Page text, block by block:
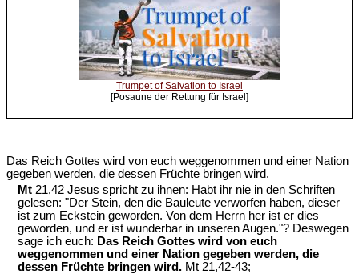
Trumpet of Salvation to Israel
[Posaune der Rettung für Israel]
Das Reich Gottes wird von euch weggenommen und einer Nation
gegeben werden, die dessen Früchte bringen wird.
Mt 21,42 Jesus spricht zu ihnen: Habt ihr nie in den Schriften
gelesen: "Der Stein, den die Bauleute verworfen haben, dieser
ist zum Eckstein geworden. Von dem Herrn her ist er dies
geworden, und er ist wunderbar in unseren Augen."? Deswegen
sage ich euch: Das Reich Gottes wird von euch
weggenommen und einer Nation gegeben werden, die
dessen Früchte bringen wird. Mt 21,42-43;